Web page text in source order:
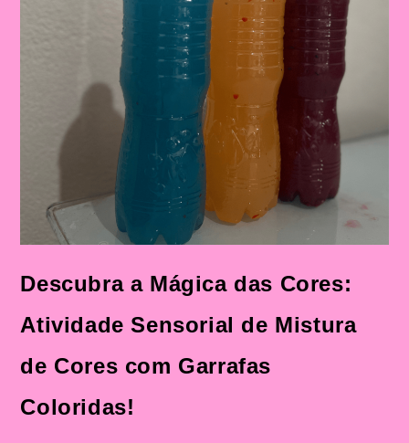
Descubra a Mágica das Cores:
Atividade Sensorial de Mistura
de Cores com Garrafas
Coloridas!